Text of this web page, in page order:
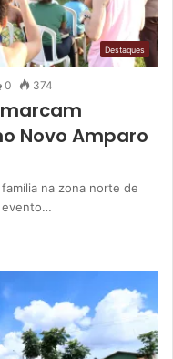
Destaques
0 374
Novo Amparo
na zona norte de
evento…